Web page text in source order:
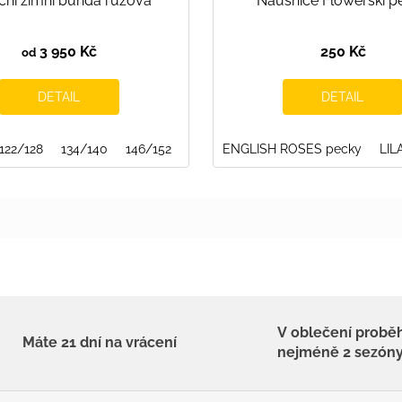
GRAPHITE CORAL PINK BLUEBERRY BERRY
od 3 950 Kč
DETAIL
122/128 134/140 146/152
250 Kč
DETAIL
ENGLISH ROSES pecky
Máte 21 dní na vrácení
V oblečení
nejméně 2